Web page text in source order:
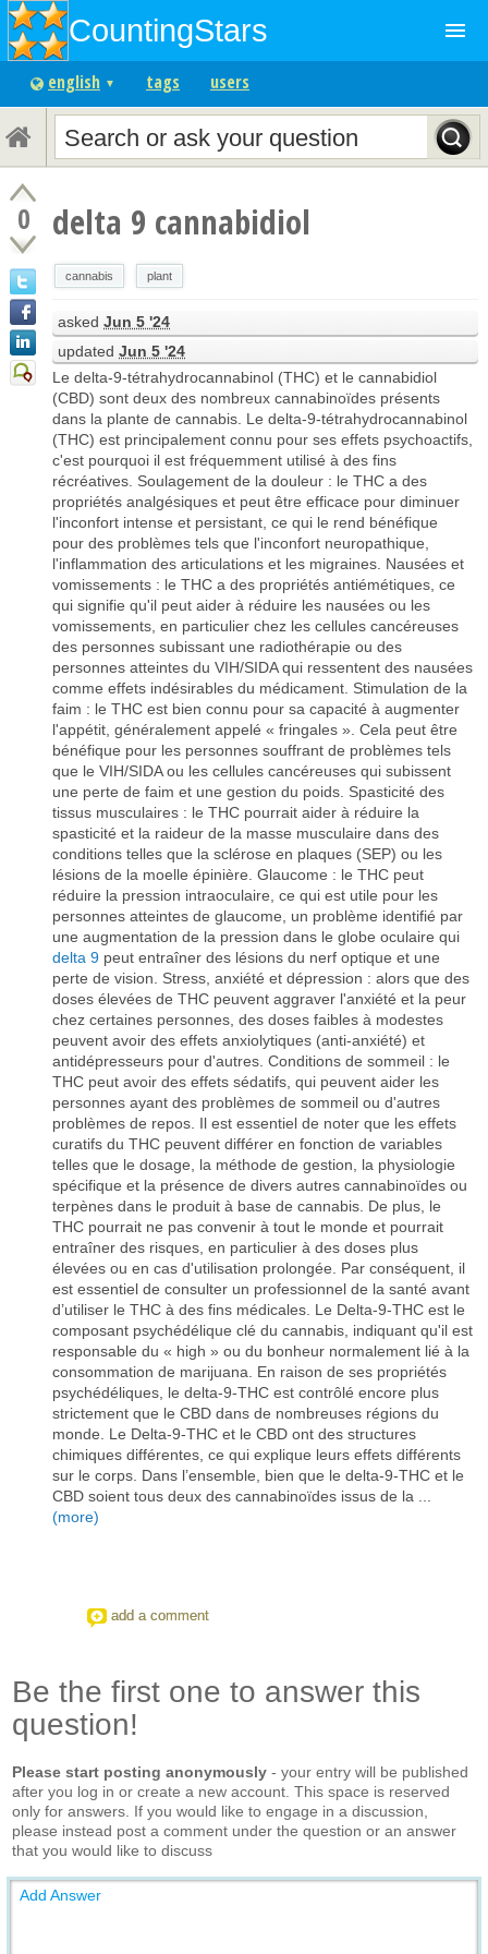
CountingStars menu
english ▼ tags users
0 delta 9 cannabidiol
cannabis plant
asked Jun 5 '24
updated Jun 5 '24
Le delta-9-tétrahydrocannabinol (THC) et le cannabidiol
(CBD) sont deux des nombreux cannabinoïdes présents
dans la plante de cannabis. Le delta-9-tétrahydrocannabinol
(THC) est principalement connu pour ses effets psychoactifs,
c'est pourquoi il est fréquemment utilisé à des fins
récréatives. Soulagement de la douleur : le THC a des
propriétés analgésiques et peut être efficace pour diminuer
l'inconfort intense et persistant, ce qui le rend bénéfique
pour des problèmes tels que l'inconfort neuropathique,
l'inflammation des articulations et les migraines. Nausées et
vomissements : le THC a des propriétés antiémétiques, ce
qui signifie qu'il peut aider à réduire les nausées ou les
vomissements, en particulier chez les cellules cancéreuses
des personnes subissant une radiothérapie ou des
personnes atteintes du VIH/SIDA qui ressentent des nausées
comme effets indésirables du médicament. Stimulation de la
faim : le THC est bien connu pour sa capacité à augmenter
l'appétit, généralement appelé « fringales ». Cela peut être
bénéfique pour les personnes souffrant de problèmes tels
que le VIH/SIDA ou les cellules cancéreuses qui subissent
une perte de faim et une gestion du poids. Spasticité des
tissus musculaires : le THC pourrait aider à réduire la
spasticité et la raideur de la masse musculaire dans des
conditions telles que la sclérose en plaques (SEP) ou les
lésions de la moelle épinière. Glaucome : le THC peut
réduire la pression intraoculaire, ce qui est utile pour les
personnes atteintes de glaucome, un problème identifié par
une augmentation de la pression dans le globe oculaire qui
delta 9 peut entraîner des lésions du nerf optique et une
perte de vision. Stress, anxiété et dépression : alors que des
doses élevées de THC peuvent aggraver l'anxiété et la peur
chez certaines personnes, des doses faibles à modestes
peuvent avoir des effets anxiolytiques (anti-anxiété) et
antidépresseurs pour d'autres. Conditions de sommeil : le
THC peut avoir des effets sédatifs, qui peuvent aider les
personnes ayant des problèmes de sommeil ou d'autres
problèmes de repos. Il est essentiel de noter que les effets
curatifs du THC peuvent différer en fonction de variables
telles que le dosage, la méthode de gestion, la physiologie
spécifique et la présence de divers autres cannabinoïdes ou
terpènes dans le produit à base de cannabis. De plus, le
THC pourrait ne pas convenir à tout le monde et pourrait
entraîner des risques, en particulier à des doses plus
élevées ou en cas d'utilisation prolongée. Par conséquent, il
est essentiel de consulter un professionnel de la santé avant
d’utiliser le THC à des fins médicales. Le Delta-9-THC est le
composant psychédélique clé du cannabis, indiquant qu'il est
responsable du « high » ou du bonheur normalement lié à la
consommation de marijuana. En raison de ses propriétés
psychédéliques, le delta-9-THC est contrôlé encore plus
strictement que le CBD dans de nombreuses régions du
monde. Le Delta-9-THC et le CBD ont des structures
chimiques différentes, ce qui explique leurs effets différents
sur le corps. Dans l’ensemble, bien que le delta-9-THC et le
CBD soient tous deux des cannabinoïdes issus de la ...
(more)
add a comment
Be the first one to answer this
question!
Please start posting anonymously - your entry will be published
after you log in or create a new account. This space is reserved
only for answers. If you would like to engage in a discussion,
please instead post a comment under the question or an answer
that you would like to discuss
Add Answer